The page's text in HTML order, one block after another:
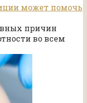
может помочь
причин
во всем